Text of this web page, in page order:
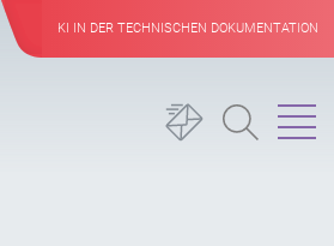
KI IN DER TECHNISCHEN DOKUMENTATION